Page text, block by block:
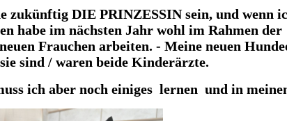
zukünftig DIE PRINZESSIN sein, und wenn
habe im nächsten Jahr wohl im Rahmen
Frauchen arbeiten. - Meine neuen
sind / waren beide Kinderärzte.
ich aber noch einiges lernen und in